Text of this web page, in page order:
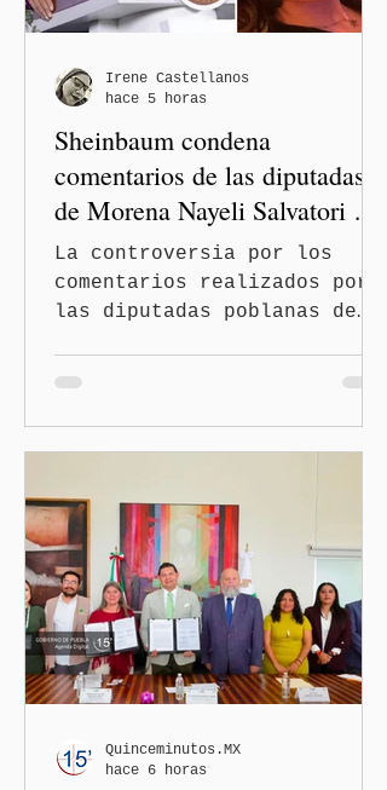
Sheinbaum condena
comentarios de las diputadas
de Morena Nayeli Salvatori y
Graciela Palomares
La controversia por los
comentarios realizados por
las diputadas poblanas de
este miércoles hasta la
conferencia matutina de la
Sheinbaum Pardo, quien
condenó cualquier expresión
discriminatoria y dejó en
manos de su partido la
determinación de una
eventual sanción.
Irene Castellanos
hace 5 horas
Quinceminutos.MX
hace 6 horas